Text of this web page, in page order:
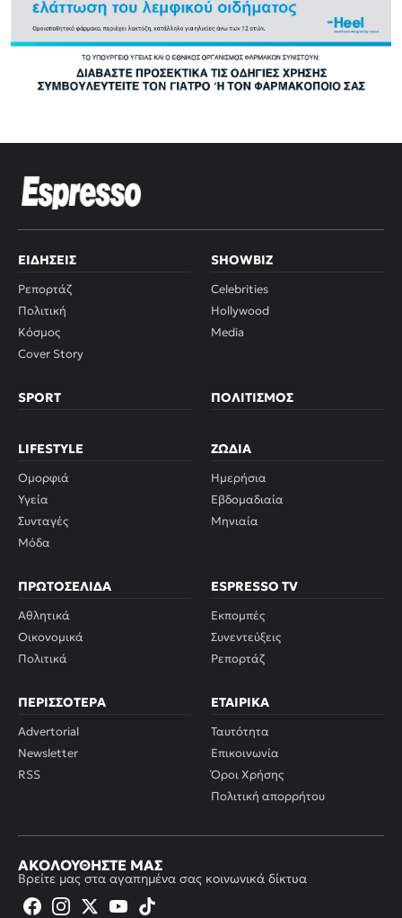
ΕΙΔΉΣΕΙΣ
Ρεπορτάζ
Πολιτική
Κόσμος
Cover Story
SHOWBIZ
Celebrities
Hollywood
Media
SPORT ΠΟΛΙΤΙΣΜΌΣ
LIFESTYLE
Ομορφιά
Υγεία
Συνταγές
Μόδα
ΖΏΔΙΑ
Ημερήσια
Εβδομαδιαία
Μηνιαία
ΠΡΩΤΟΣΈΛΙΔΑ
Αθλητικά
Οικονομικά
Πολιτικά
ESPRESSO TV
Εκπομπές
Συνεντεύξεις
Ρεπορτάζ
ΠΕΡΙΣΣΌΤΕΡΑ
Advertorial
Newsletter
RSS
ΕΤΑΙΡΙΚΆ
Ταυτότητα
Επικοινωνία
Όροι Χρήσης
Πολιτική απορρήτου
ΑΚΟΛΟΥΘΉΣΤΕ ΜΑΣ
Βρείτε μας στα αγαπημένα σας κοινωνικά δίκτυα